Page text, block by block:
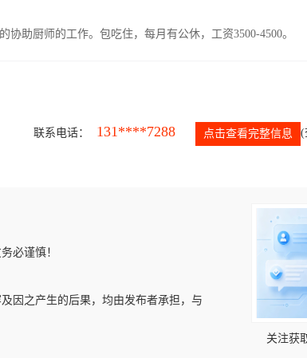
助厨师的工作。包吃住，每月有公休，工资3500-4500。
联系电话： 131****7288 点击查看完整信息 (
必谨慎！
因之产生的后果，均由发布者承担，与
关注获